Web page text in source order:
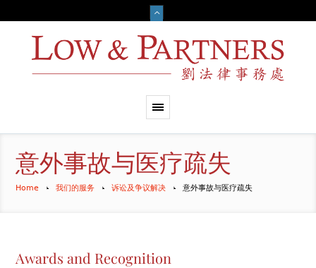
意外事故与医疗疏失
Home 我们的服务 诉讼及争议解决 意外事故与医疗疏失
Awards and Recognition